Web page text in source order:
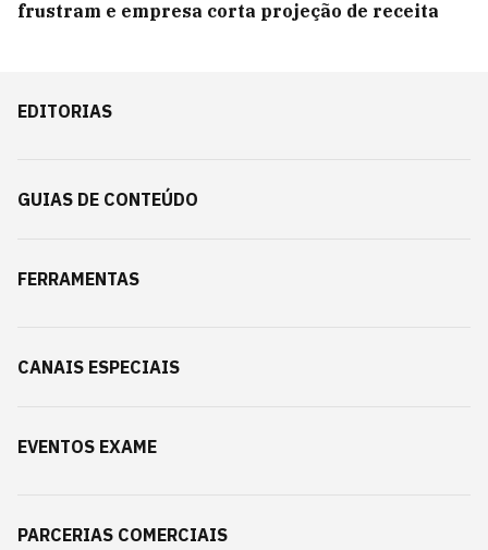
frustram e empresa corta projeção de receita
EDITORIAS
GUIAS DE CONTEÚDO
FERRAMENTAS
CANAIS ESPECIAIS
EVENTOS EXAME
PARCERIAS COMERCIAIS